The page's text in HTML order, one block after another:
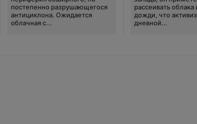
постепенно разрушающегося
антициклона. Ожидается
облачная с...
рассеивать облака
дожди, что
дневной...